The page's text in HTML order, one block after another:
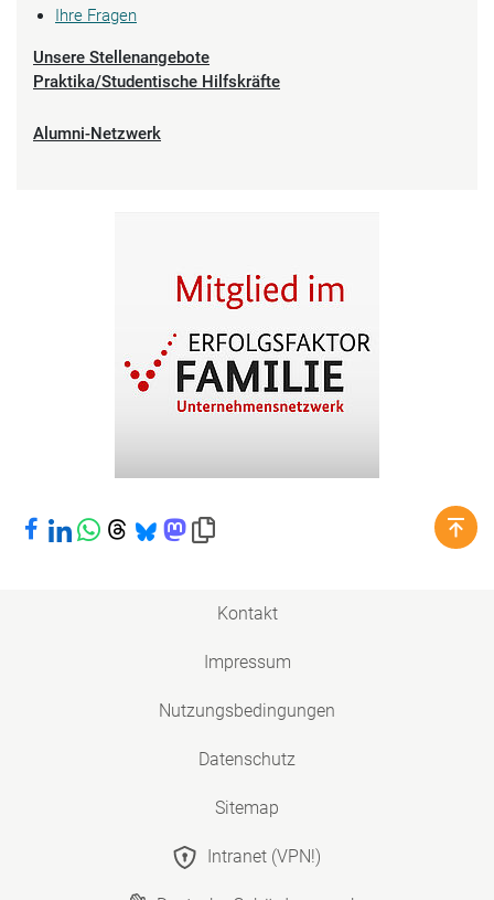
Ihre Fragen
Unsere Stellenangebote
Praktika/Studentische Hilfskräfte
Alumni-Netzwerk
Bei Facebook teilen
Bei LinkedIn teilen
Bei WhatsApp teilen
Bei Threads teilen
Bei Bluesky teilen
Bei Mastodon teilen
Link in die Zwischenablage kopieren
Kontakt
Impressum
Nutzungsbedingungen
Datenschutz
Sitemap
Intranet (VPN!)